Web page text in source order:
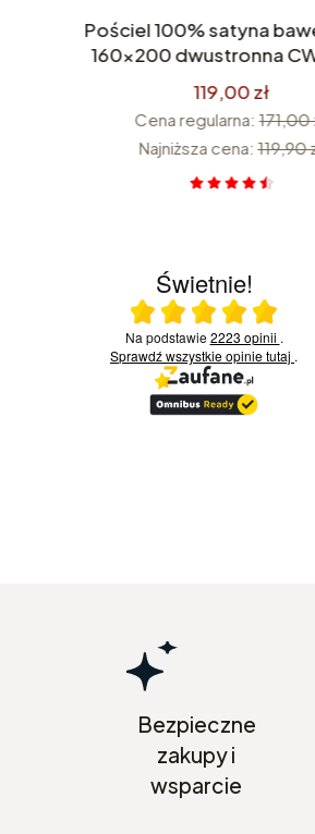
Pościel 100% satyna bawełniana
160x200 dwustronna
Premium
119,00 zł
Cena regularna: 171,00
Najniższa cena: 119,90
Świetnie!
Ocena średnia 5 na 5
Na podstawie2223 opinii .
Sprawdź wszystkie opinietutaj .
23.07.2026
JESTEM ZADOWOLONA Z
ZAMÓWIENIA .
wioletta p.
Bezpieczne
zakupy i
wsparcie